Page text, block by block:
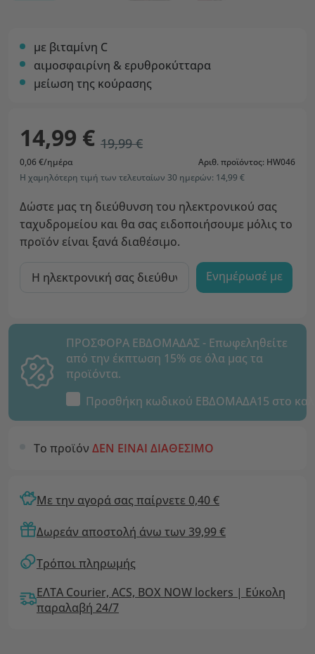
με βιταμίνη C
αιμοσφαιρίνη & ερυθροκύτταρα
μείωση της κούρασης
14,99 € 19,99 €
0,06 €/ημέρα
Αριθ. προϊόντος: HW046
Η χαμηλότερη τιμή των τελευταίων 30 ημερών: 14,99 €
Δώστε μας τη διεύθυνση του ηλεκτρονικού σας
ταχυδρομείου και θα σας ειδοποιήσουμε μόλις το
προϊόν είναι ξανά διαθέσιμο.
Ενημέρωσέ με
ΠΡΟΣΦΟΡΑ ΕΒΔΟΜΑΔΑΣ - Επωφεληθείτε
από την έκπτωση 15% σε όλα μας τα
προϊόντα.
Προσθήκη κωδικού ΕΒΔΟΜΑΔΑ15 στο
Το προϊόν ΔΕΝ ΕΙΝΑΙ ΔΙΑΘΕΣΙΜΟ
Με την αγορά σας παίρνετε 0,40 €
Δωρεάν αποστολή άνω των 39,99 €
Τρόποι πληρωμής
ΕΛΤΑ Courier, ACS, BOX NOW lockers | Εύκολη
παραλαβή 24/7